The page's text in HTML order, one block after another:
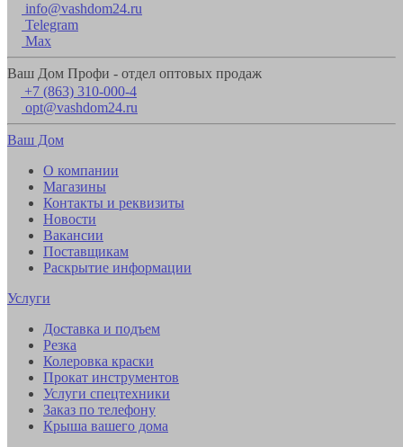
info@vashdom24.ru
Telegram
Max
Ваш Дом Профи - отдел оптовых продаж
+7 (863) 310-000-4
opt@vashdom24.ru
Ваш Дом
О компании
Магазины
Контакты и реквизиты
Новости
Вакансии
Поставщикам
Раскрытие информации
Услуги
Доставка и подъем
Резка
Колеровка краски
Прокат инструментов
Услуги спецтехники
Заказ по телефону
Крыша вашего дома